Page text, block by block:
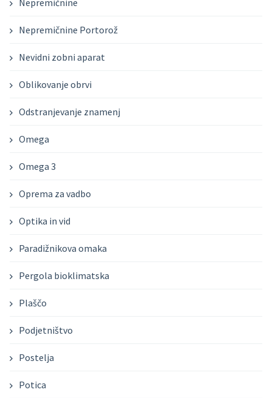
Nepremičnine Portorož
Nevidni zobni aparat
Oblikovanje obrvi
Odstranjevanje znamenj
Omega
Omega 3
Oprema za vadbo
Optika in vid
Paradižnikova omaka
Pergola bioklimatska
Plaščo
Podjetništvo
Postelja
Potica